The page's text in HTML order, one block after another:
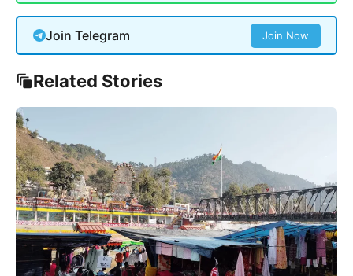
Join Telegram Join Now
Related Stories